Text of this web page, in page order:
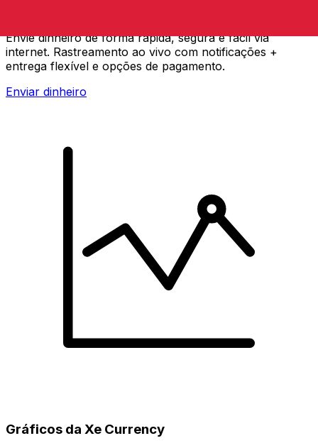
Envie dinheiro de forma rápida, segura e fácil via
internet. Rastreamento ao vivo com notificações +
entrega flexível e opções de pagamento.
Enviar dinheiro
Gráficos da Xe Currency